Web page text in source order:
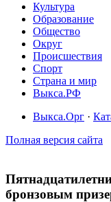
Культура
Образование
Общество
Округ
Происшествия
Спорт
Страна и мир
Выкса.РФ
Выкса.Орг ·
Полная версия сайта
бронзовым